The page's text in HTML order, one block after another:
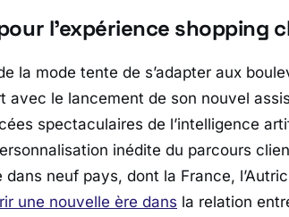
l’expérience shopping
la mode tente de s’adapter aux
avec le lancement de son nouvel
spectaculaires de l’intelligence
inédite du parcours
neuf pays, dont la France,
une nouvelle ère dans la relation